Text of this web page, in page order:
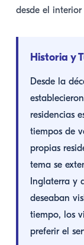
desde el
Historia y
Desde la
residencias
tiempos de
propias
tema se
Inglaterra y
deseaban
tiempo, los
preferir el